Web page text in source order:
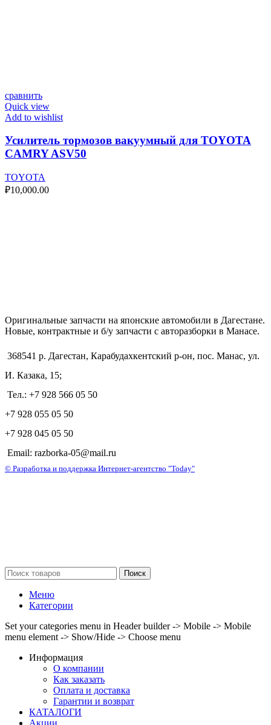
сравнить
Quick view
Add to wishlist
Усилитель тормозов вакуумный для TOYOTA
CAMRY ASV50
TOYOTA
₽10,000.00
Оригинальные запчасти на японские автомобили в Дагестане.
Новые, контрактные и б/у запчасти с авторазборки в Манасе.
368541 р. Дагестан, Карабудахкентский р-он, пос. Манас, ул.
И. Казака, 15;
Тел.: +7 928 566 05 50
+7 928 055 05 50
+7 928 045 05 50
Email: razborka-05@mail.ru
© Разработка и поддержка Интернет-агентство "Today"
Поиск
Меню
Категории
Set your categories menu in Header builder -> Mobile -> Mobile
menu element -> Show/Hide -> Choose menu
Информация
О компании
Как заказать
Оплата и доставка
Гарантии и возврат
КАТАЛОГИ
Акции